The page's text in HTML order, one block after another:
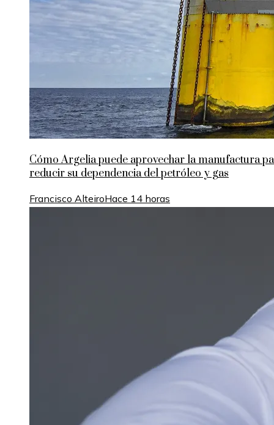
Cómo Argelia puede aprovechar la manufactura
reducir su dependencia del petróleo y gas
Francisco AlteiroHace 14 horas